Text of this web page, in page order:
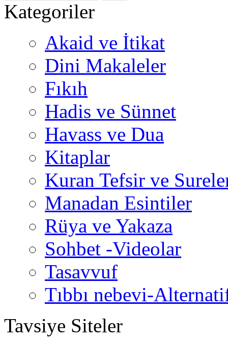
Kategoriler
Akaid ve İtikat
Dini Makaleler
Fıkıh
Hadis ve Sünnet
Havass ve Dua
Kitaplar
Kuran Tefsir ve
Manadan Esintiler
Rüya ve Yakaza
Sohbet -Videolar
Tasavvuf
Tıbbı nebevi-
Tavsiye Siteler